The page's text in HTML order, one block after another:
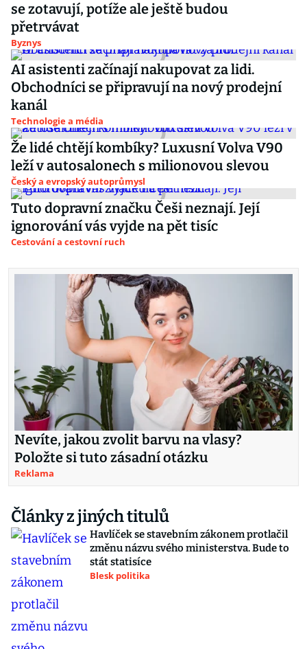
se zotavují, potíže ale ještě budou
přetrvávat
Byznys
AI asistenti začínají nakupovat za lidi.
Obchodníci se připravují na nový prodejní
kanál
Technologie a média
Že lidé chtějí kombíky? Luxusní Volva V90
leží v autosalonech s milionovou slevou
Český a evropský autoprůmysl
Tuto dopravní značku Češi neznají. Její
ignorování vás vyjde na pět tisíc
Cestování a cestovní ruch
Nevíte, jakou zvolit barvu na vlasy?
Položte si tuto zásadní otázku
Reklama
Články z jiných titulů
Havlíček se stavebním zákonem protlačil
změnu názvu svého ministerstva. Bude to
stát statisíce
Blesk politika